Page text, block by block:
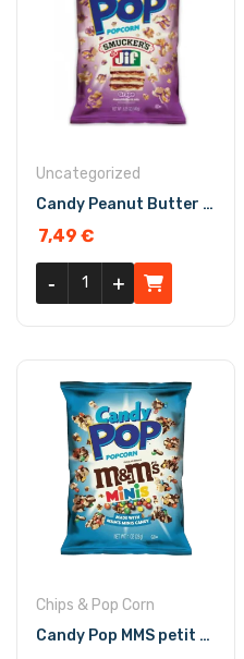
Uncategorized
Candy Peanut Butter & Grape Jelly 149g
7,49 €
quantité de Candy Peanut
+
- +
-
Chips & Pop Corn
Candy Pop MMS petit 28g